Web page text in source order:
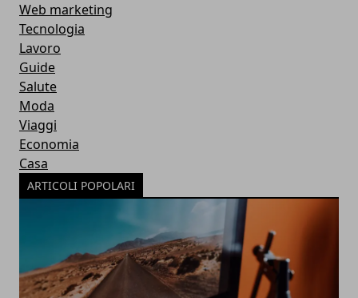
Web marketing
Tecnologia
Lavoro
Guide
Salute
Moda
Viaggi
Economia
Casa
ARTICOLI POPOLARI